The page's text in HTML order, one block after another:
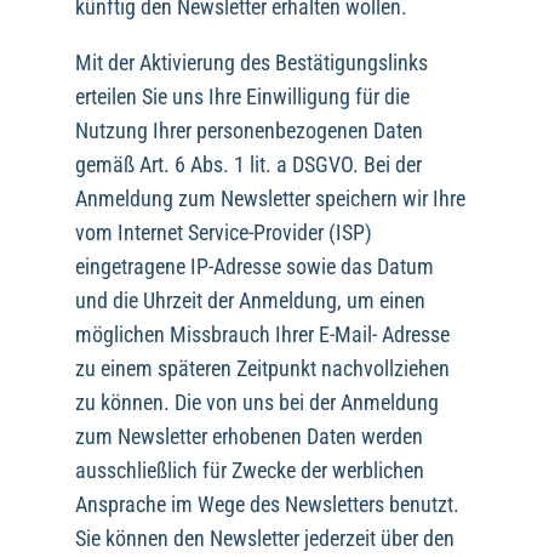
künftig den Newsletter erhalten wollen.
Mit der Aktivierung des Bestätigungslinks
erteilen Sie uns Ihre Einwilligung für die
Nutzung Ihrer personenbezogenen Daten
gemäß Art. 6 Abs. 1 lit. a DSGVO. Bei der
Anmeldung zum Newsletter speichern wir Ihre
vom Internet Service-Provider (ISP)
eingetragene IP-Adresse sowie das Datum
und die Uhrzeit der Anmeldung, um einen
möglichen Missbrauch Ihrer E-Mail- Adresse
zu einem späteren Zeitpunkt nachvollziehen
zu können. Die von uns bei der Anmeldung
zum Newsletter erhobenen Daten werden
ausschließlich für Zwecke der werblichen
Ansprache im Wege des Newsletters benutzt.
Sie können den Newsletter jederzeit über den